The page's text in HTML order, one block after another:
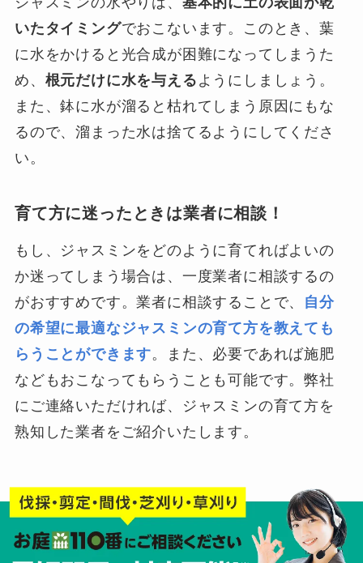
いたタイミングでおこないます。このとき、葉
に水をかけると光合成が困難になってしまうた
め、 根元だけに水を与える ようにしましょう。
また、鉢に水が溜ると枯れてしまう原因にもな
るので、溜まった水は捨てるようにしてくださ
い。
育て方に迷ったときは業者に相談！
もし、ジャスミンをどのように育てればよいの
か迷ってしまう場合は、一度業者に相談するの
がおすすめです。業者に相談することで、 自分
の希望に最適なジャスミンの育て方を教えても
らうことができます。また、必要であれば施肥
などもおこなってもらうことも可能です。弊社
にご連絡いただければ、ジャスミンの育て方を
熟知した業者をご紹介いたします。